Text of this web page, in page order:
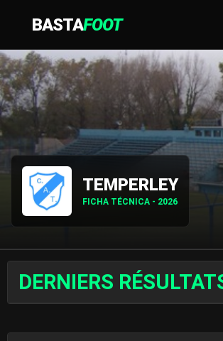
BASTAFOOT
TEMPERLEY
FICHA TÉCNICA - 2026
DERNIERS